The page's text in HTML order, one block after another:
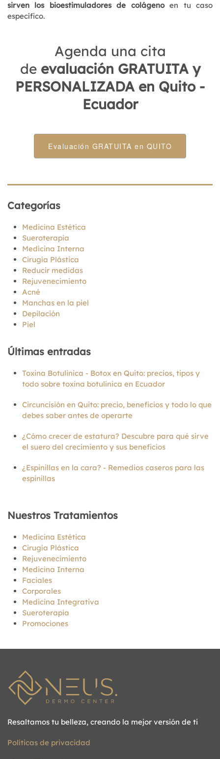
sirven los bioestimuladores de colágenoen tu caso
específico.
Agenda una cita
de evaluación GRATUITA y
PERSONALIZADA en Quito -
Ecuador
Evaluación GRATUITA en QUITO
Categorías
Medicina Estética
Sueroterapia
Medicina Interna
Cirugía Plástica
Reducir medidas
Rejuvenecimiento
Acné
Manchas en la piel
Depilación
Piel
Últimas entradas
Toxina Botulinica - Botox en Quito: precios, tipos y
todo sobre toxina botulínica en Ecuador
Circuncisión en Quito: precio, beneficios y todo lo que
debes saber antes de operarte
¿Cómo crecer de estatura? Descubre para qué sirve
el suero del crecimiento y sus beneficios
¿Espinillas en la cara? - Remedios caseros para las
espinillas
Nuestros Tratamientos
Medicina Estética
Cirugía Plástica
Rejuvenecimiento
Medicina Interna
Faciales
Corporales
Medicina Integrativa
Sueroterapia
Promociones
Resaltamos tu belleza, creando la mejor versión de ti
Políticas de privacidad